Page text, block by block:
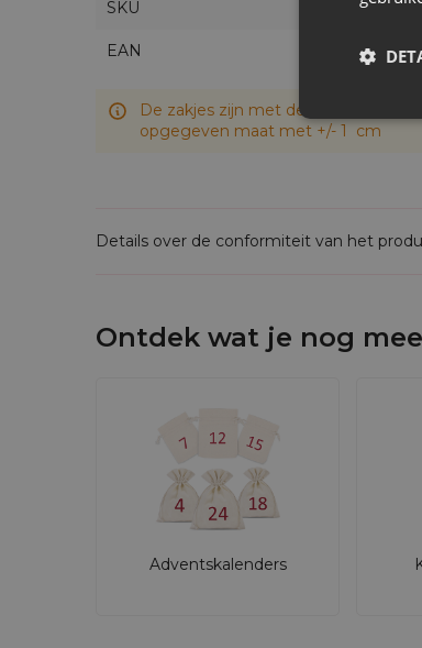
Deze stijlvolle trekkoordtasjes zijn
het verschil vanaf de eerste aanraking.
SKU
EAN
De zakjes zijn met de hand
opgegeven maat met +/- 1 cm
Details over de conformiteit van het
Ontdek wat je nog
Adventskalenders